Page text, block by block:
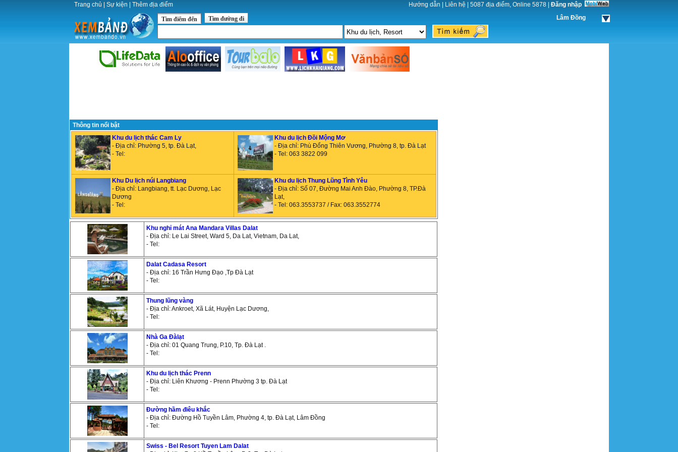
Trang chủ Sự kiện Thêm địa điểm Hướng dẫn Liên hệ 5087 địa điểm, Online 5878
Đăng nhập
Lâm Đồng
Tìm điểm đến Tìm đường đi
Thông tin nổi bật
Khu du lịch thác Cam Ly
- Địa chỉ: Phường 5, tp. Đà Lạt,
- Tel:
Khu du lịch Đồi Mộng Mơ
- Địa chỉ: Phù Đổng Thiên Vương, Phường 8, tp. Đà Lạt
- Tel: 063 3822 099
Khu Du lịch núi Langbiang
- Địa chỉ: Langbiang, tt. Lạc Dương, Lạc
Dương
- Tel:
Khu du lịch Thung Lũng Tình Yêu
- Địa chỉ: Số 07, Đường Mai Anh Đào, Phường 8, TP.Đà
Lạt,
- Tel: 063.3553737 / Fax: 063.3552774
Khu nghỉ mát Ana Mandara Villas Dalat
- Địa chỉ: Le Lai Street, Ward 5, Da Lat, Vietnam, Da Lat,
- Tel:
Dalat Cadasa Resort
- Địa chỉ: 16 Trần Hưng Đạo ,Tp Đà Lạt
- Tel:
Thung lũng vàng
- Địa chỉ: Ankroet, Xã Lát, Huyện Lạc Dương,
- Tel:
Nhà Ga Đàlạt
- Địa chỉ: 01 Quang Trung, P.10, Tp. Đà Lạt .
- Tel:
Khu du lịch thác Prenn
- Địa chỉ: Liên Khương - Prenn Phường 3 tp. Đà Lạt
- Tel:
Đường hầm điêu khắc
- Địa chỉ: Đường Hồ Tuyền Lâm, Phường 4, tp. Đà Lạt, Lâm Đồng
- Tel:
Swiss - Bel Resort Tuyen Lam Dalat